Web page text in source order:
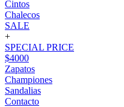
Cintos
Chalecos
SALE
+
SPECIAL PRICE
$4000
Zapatos
Championes
Sandalias
Contacto